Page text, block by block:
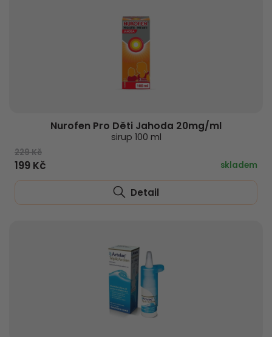
Nurofen Pro Děti Jahoda 20mg/ml
sirup 100 ml
229 Kč
199 Kč skladem
Detail